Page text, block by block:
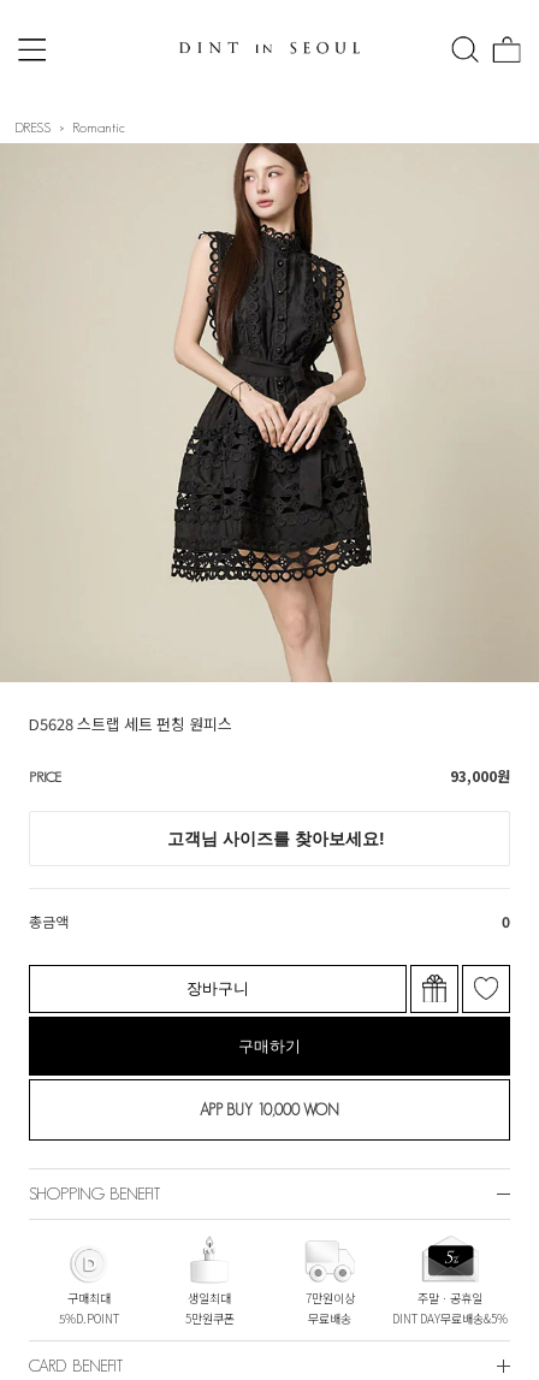
DRESS Romantic
D5628 스트랩 세트 펀칭 원피스
PRICE 93,000원
총금액 0
장바구니
구매하기
SHOPPING BENEFIT
구매최대
5%D.POINT
생일최대
5만원쿠폰
7만원이상
무료배송
주말ㆍ공휴일
DINT DAY무료배송&5%
CARD BENEFIT